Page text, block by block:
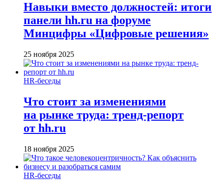
Навыки вместо должностей: итоги
панели hh.ru на форуме
Минцифры «Цифровые решения»
25 ноября 2025
HR-беседы
Что стоит за изменениями
на рынке труда: тренд-репорт
от hh.ru
18 ноября 2025
HR-беседы